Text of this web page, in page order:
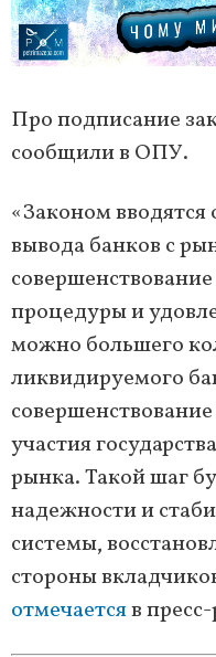
Про подписание
сообщили в ОПУ.
«Законом
вывода банков с
процедуры и
можно большего
ликвидируемого
участия
рынка. Такой шаг
надежности и
системы,
стороны
отмечаетсяв